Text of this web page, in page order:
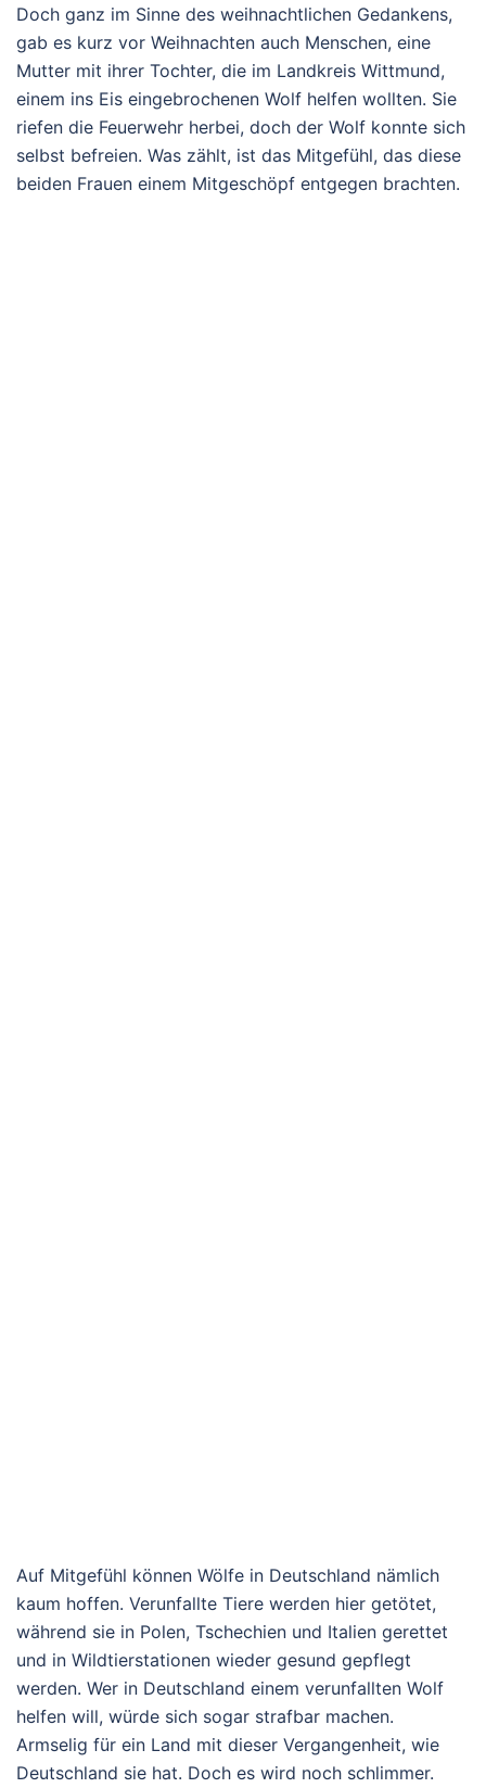
Doch ganz im Sinne des weihnachtlichen Gedankens,
gab es kurz vor Weihnachten auch Menschen, eine
Mutter mit ihrer Tochter, die im Landkreis Wittmund,
einem ins Eis eingebrochenen Wolf helfen wollten. Sie
riefen die Feuerwehr herbei, doch der Wolf konnte sich
selbst befreien. Was zählt, ist das Mitgefühl, das diese
beiden Frauen einem Mitgeschöpf entgegen brachten.
Auf Mitgefühl können Wölfe in Deutschland nämlich
kaum hoffen. Verunfallte Tiere werden hier getötet,
während sie in Polen, Tschechien und Italien gerettet
und in Wildtierstationen wieder gesund gepflegt
werden. Wer in Deutschland einem verunfallten Wolf
helfen will, würde sich sogar strafbar machen.
Armselig für ein Land mit dieser Vergangenheit, wie
Deutschland sie hat. Doch es wird noch schlimmer.